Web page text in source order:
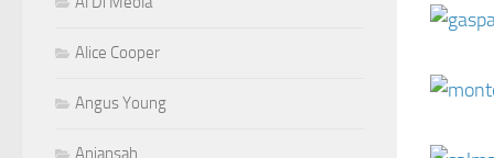
Alice Cooper
Angus Young
Aniansah